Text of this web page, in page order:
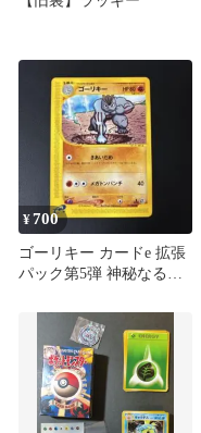
¥700
ゴーリキー カードe 拡張
パック第5弾 神秘なる山